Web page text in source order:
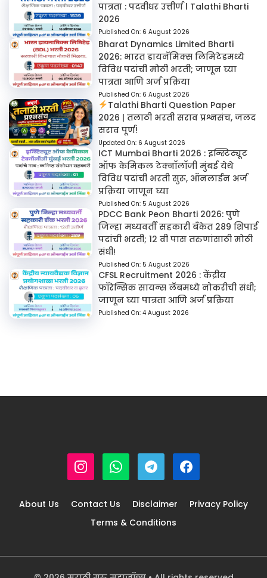
पात्रता : पदवीधर उत्तीर्ण l Talathi Bharti
2026
Published On: 6 August 2026
Bharat Dynamics Limited Bharti
2026: भारत डायनॅमिक्स लिमिटेडमध्ये
विविध पदांची मोठी भरती; जाणून घ्या
पात्रता आणि अर्ज प्रक्रिया
Published On: 6 August 2026
Talathi Bharti Question Paper
2026 | तलाठी भरती सराव प्रश्नसंच, जलद
सराव पूर्ण!
Updated On: 6 August 2026
ICT Mumbai Bharti 2026 : इन्स्टिट्यूट
ऑफ केमिकल टेक्नॉलॉजी मुंबई येथे
विविध पदांची भरती सुरू, ऑनलाईन अर्ज
प्रक्रिया जाणून घ्या
Published On: 5 August 2026
PDCC Bank Peon Bharti 2026: पुणे
जिल्हा मध्यवर्ती सहकारी बँकेत 289 शिपाई
पदांची भरती; 12 वी पास तरुणांसाठी मोठी
संधी!
Published On: 5 August 2026
CFSL Recruitment 2026 : केंद्रीय
फॉरेन्सिक सायन्स लॅबमध्ये नोकरीची संधी;
जाणून घ्या पात्रता आणि अर्ज प्रक्रिया
Published On: 4 August 2026
About Us Contact Us Disclaimer
Privacy Policy
Terms & Conditions